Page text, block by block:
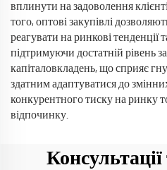
вплинути на задоволення
того, оптові закупівлі
реагувати на ринкові тенденції
підтримуючи достатній рівень
капіталовкладень, що сприяє
здатним адаптуватися до
конкурентного тиску на ринку
відпочинку.